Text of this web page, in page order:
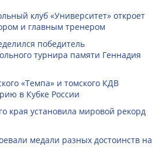
клуб «Университет» откроет
и главным тренером
победитель
турнира памяти Геннадия
«Темпа» и томского КДВ
в Кубке России
края установила мировой рекорд
медали разных достоинств на